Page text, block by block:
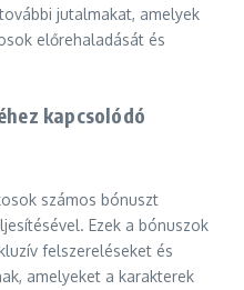
jutalmakat, amelyek
előrehaladását és
kapcsolódó
számos bónuszt
Ezek a bónuszok
felszereléseket és
amelyeket a karakterek